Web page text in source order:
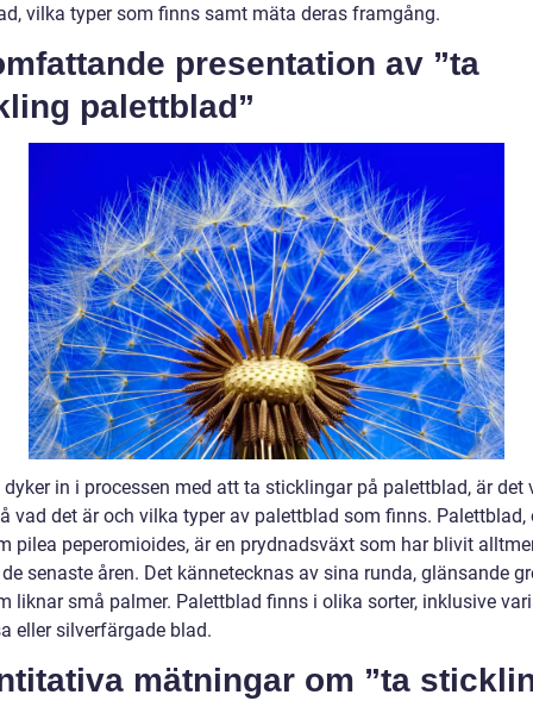
vilka typer som finns samt mäta deras framgång.
presentation av ”ta
palettblad”
in i processen med att ta sticklingar på palettblad, är det
vad det är och vilka typer av palettblad som finns. Palettblad,
pilea peperomioides, är en prydnadsväxt som har blivit
senaste åren. Det kännetecknas av sina runda, glänsande
liknar små palmer. Palettblad finns i olika sorter, inklusive
eller silverfärgade blad.
mätningar om ”ta